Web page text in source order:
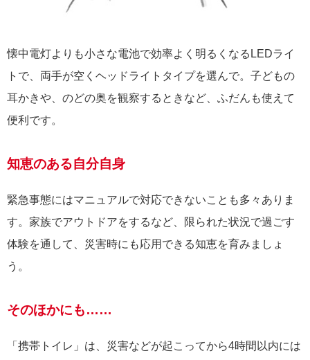
懐中電灯よりも小さな電池で効率よく明るくなるLEDライ
トで、両手が空くヘッドライトタイプを選んで。子どもの
耳かきや、のどの奥を観察するときなど、ふだんも使えて
便利です。
知恵のある自分自身
緊急事態にはマニュアルで対応できないことも多々ありま
す。家族でアウトドアをするなど、限られた状況で過ごす
体験を通して、災害時にも応用できる知恵を育みましょ
う。
そのほかにも……
「携帯トイレ」は、災害などが起こってから4時間以内には